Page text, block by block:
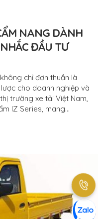
NANG DÀNH
ĐẦU TƯ
chỉ đơn thuần là
cho doanh nghiệp và
trường xe tải Việt Nam,
IZ Series, mang…